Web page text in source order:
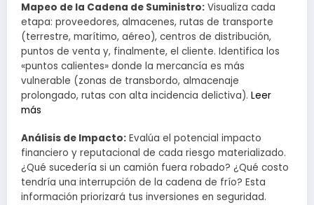
Mapeo de la Cadena de Suministro: Visualiza cada
etapa: proveedores, almacenes, rutas de transporte
(terrestre, marítimo, aéreo), centros de distribución,
puntos de venta y, finalmente, el cliente. Identifica los
«puntos calientes» donde la mercancía es más
vulnerable (zonas de transbordo, almacenaje
prolongado, rutas con alta incidencia delictiva). Leer
más
Análisis de Impacto: Evalúa el potencial impacto
financiero y reputacional de cada riesgo materializado.
¿Qué sucedería si un camión fuera robado? ¿Qué costo
tendría una interrupción de la cadena de frío? Esta
información priorizará tus inversiones en seguridad.